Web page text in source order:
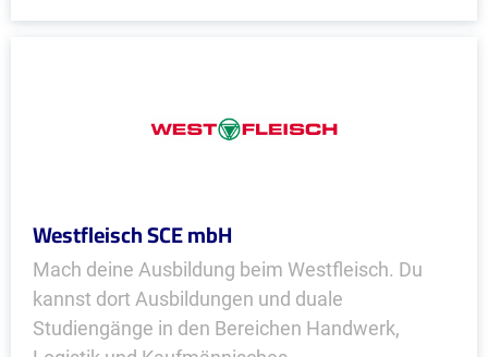
Westfleisch SCE mbH
Mach deine Ausbildung beim Westfleisch. Du
kannst dort Ausbildungen und duale
Studiengänge in den Bereichen Handwerk,